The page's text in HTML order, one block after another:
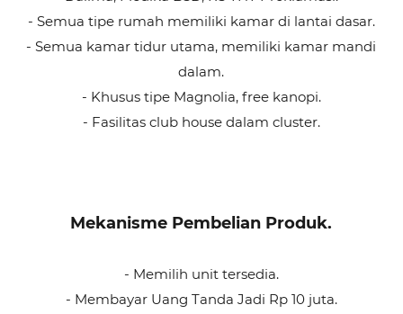
- Semua tipe rumah memiliki kamar di lantai dasar.
- Semua kamar tidur utama, memiliki kamar mandi
dalam.
- Khusus tipe Magnolia, free kanopi.
- Fasilitas club house dalam cluster.
Mekanisme Pembelian Produk.
- Memilih unit tersedia.
- Membayar Uang Tanda Jadi Rp 10 juta.